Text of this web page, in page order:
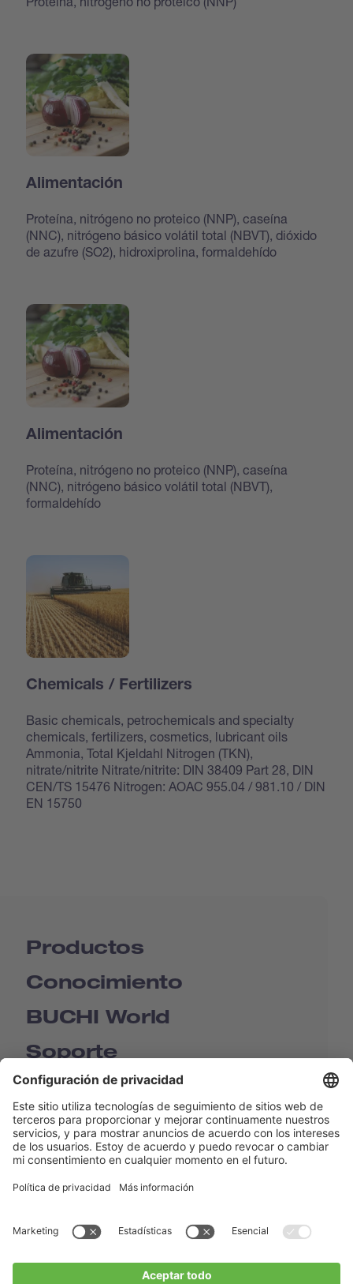
Alimentación
Proteína, nitrógeno no proteico (NNP), caseína
(NNC), nitrógeno básico volátil total (NBVT), dióxido
de azufre (SO2), hidroxiprolina, formaldehído
Alimentación
Proteína, nitrógeno no proteico (NNP), caseína
(NNC), nitrógeno básico volátil total (NBVT),
formaldehído
Chemicals / Fertilizers
Basic chemicals, petrochemicals and specialty
chemicals, fertilizers, cosmetics, lubricant oils
Ammonia, Total Kjeldahl Nitrogen (TKN),
nitrate/nitrite Nitrate/nitrite: DIN 38409 Part 28, DIN
CEN/TS 15476 Nitrogen: AOAC 955.04 / 981.10 / DIN
EN 15750
Productos
Conocimiento
BUCHI World
Soporte
Shop
Contact us
BUCHI Worldwide